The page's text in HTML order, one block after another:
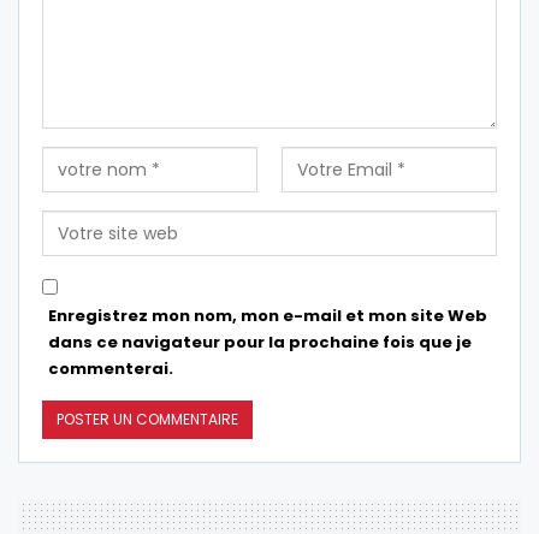
Enregistrez mon nom, mon e-mail et mon site Web
dans ce navigateur pour la prochaine fois que je
commenterai.